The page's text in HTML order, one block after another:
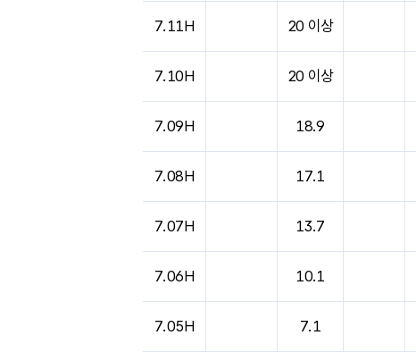
7.11H 20 이상
7.10H 20 이상
7.09H 18.9
7.08H 17.1
7.07H 13.7
7.06H 10.1
7.05H 7.1